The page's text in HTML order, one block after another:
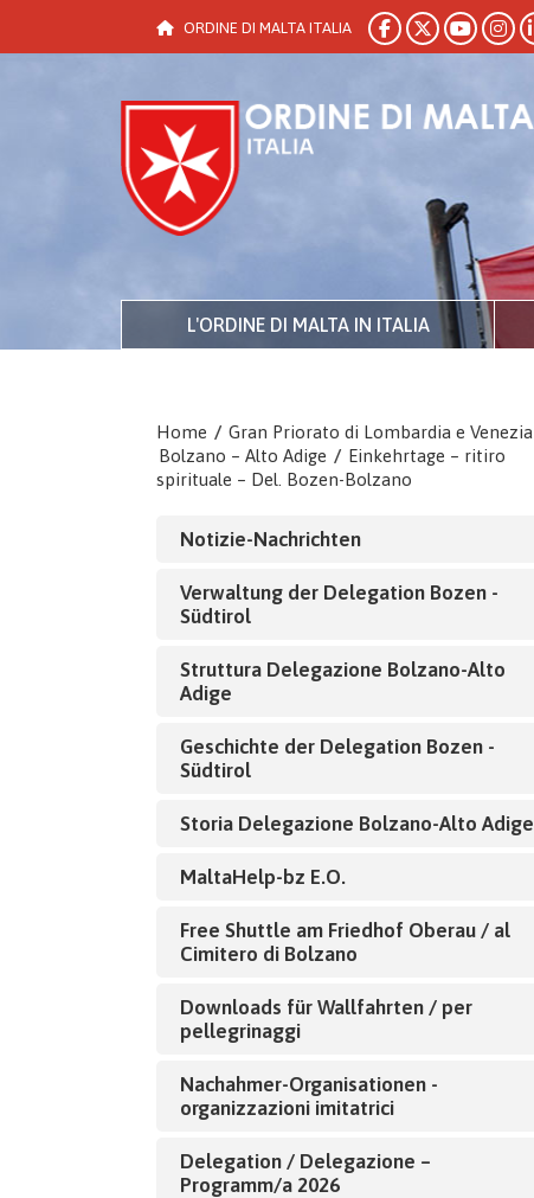
ORDINE DI MALTA ITALIA
L'ORDINE DI MALTA IN ITALIA
Home / Gran Priorato di Lombardia e Venezia
Bolzano – Alto Adige / Einkehrtage – ritiro
spirituale – Del. Bozen-Bolzano
Notizie-Nachrichten
Verwaltung der Delegation Bozen -
Südtirol
Struttura Delegazione Bolzano-Alto
Adige
Geschichte der Delegation Bozen -
Südtirol
Storia Delegazione Bolzano-Alto Adige
MaltaHelp-bz E.O.
Free Shuttle am Friedhof Oberau / al
Cimitero di Bolzano
Downloads für Wallfahrten / per
pellegrinaggi
Nachahmer-Organisationen -
organizzazioni imitatrici
Delegation / Delegazione –
Programm/a 2026